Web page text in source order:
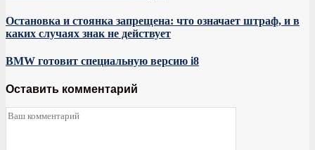
Остановка и стоянка запрещена: что означает штраф, и в
каких случаях знак не действует
BMW готовит специальную версию i8
Оставить комментарий